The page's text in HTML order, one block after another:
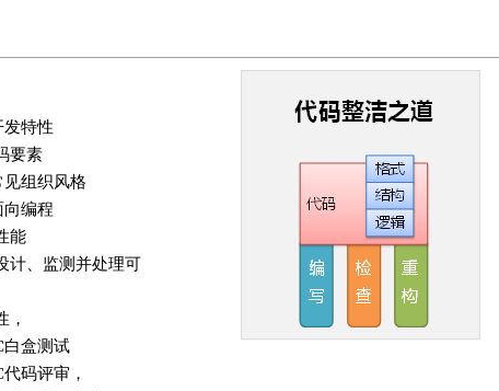
发特性
要素
组织风格
向编程
能
计、监测并处理可
，
白盒测试
码评审，